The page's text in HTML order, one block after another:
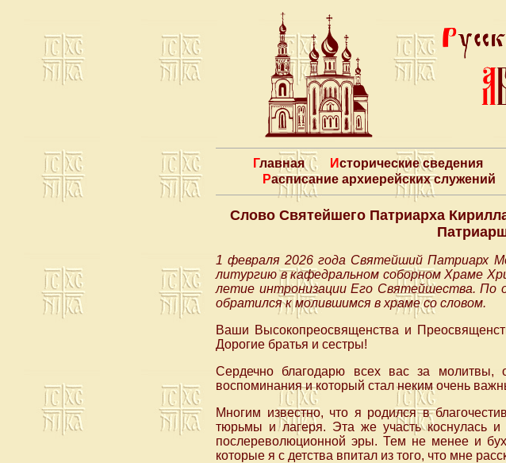
Главная Исторические сведения
Расписание архиерейских служений
Слово Святейшего Патриарха
1 февраля 2026 года Святейший Патриарх
литургию в кафедральном соборном Храме
летие интронизации Его Святейшества. По
обратился к молившимся в храме со словом.
Ваши Высокопреосвященства и
Дорогие братья и сестры!
Сердечно благодарю всех вас за
воспоминания и который стал неким очень
Многим известно, что я родился в
тюрьмы и лагеря. Эта же участь коснулась
послереволюционной эры. Тем не менее и
которые я с детства впитал из того, что мне